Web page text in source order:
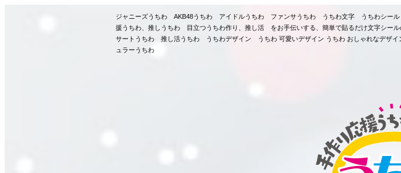
ジャニーズうちわ AKB48うちわ アイドルうちわ ファンサうちわ うちわ文字 うちわシー
援うちわ、推しうちわ 目立つうちわ作り、推し活 をお手伝いする、簡単で貼るだけ文字シー
サートうちわ 推し活うちわ うちわデザイン うちわ 可愛いデザイン うちわ おしゃれなデ
ュラーうちわ